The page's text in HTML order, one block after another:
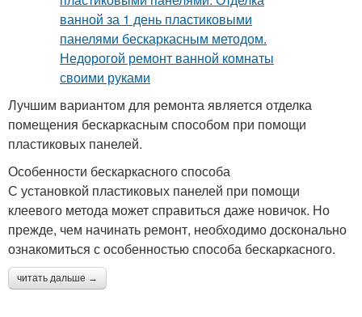
Лучшим вариантом для ремонта является отделка
помещения бескаркасным способом при помощи
пластиковых панелей.
Особенности бескаркасного способа
С установкой пластиковых панелей при помощи
клеевого метода может справиться даже новичок. Но
прежде, чем начинать ремонт, необходимо досконально
ознакомиться с особенностью способа бескаркасного.
читать дальше →